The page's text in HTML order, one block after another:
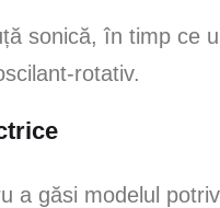
sonică, în timp ce
rotativ.
a găsi modelul